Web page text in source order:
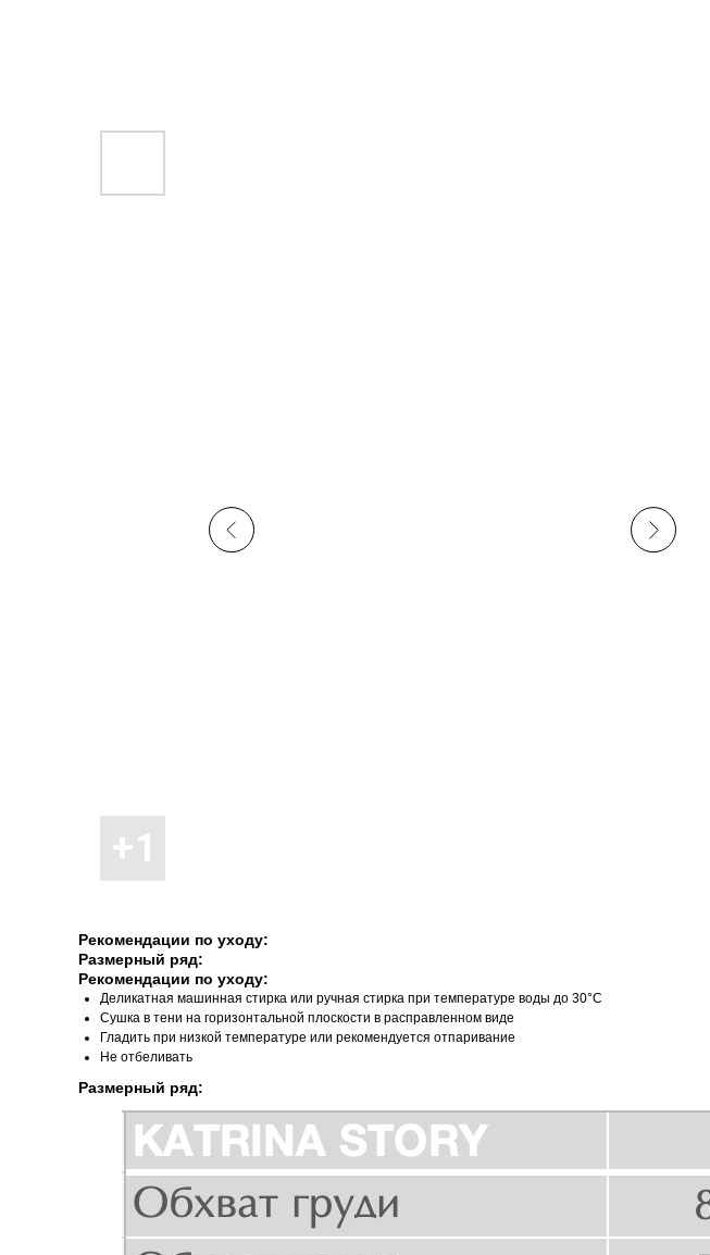
Рекомендации по уходу:
Размерный ряд:
Рекомендации по уходу:
Деликатная машинная стирка или ручная стирка при температуре воды до 30°C
Сушка в тени на горизонтальной плоскости в расправленном виде
Гладить при низкой температуре или рекомендуется отпаривание
Не отбеливать
Размерный ряд: